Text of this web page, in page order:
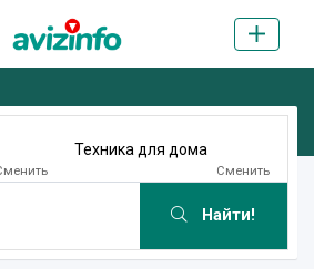
Техника для дома
Сменить
Найти!